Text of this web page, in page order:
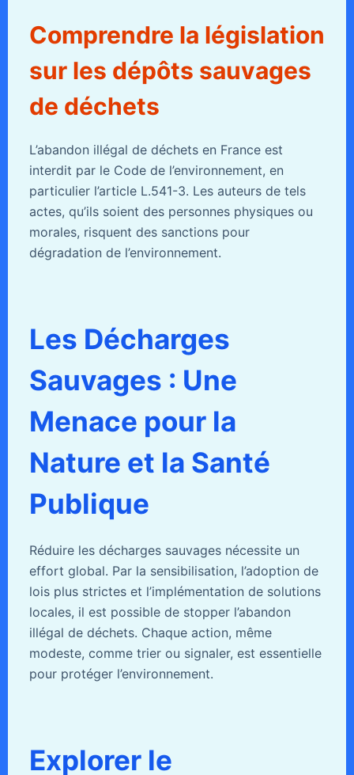
Comprendre la législation
sur les dépôts sauvages
de déchets
L’abandon illégal de déchets en France est
interdit par le Code de l’environnement, en
particulier l’article L.541-3. Les auteurs de tels
actes, qu’ils soient des personnes physiques ou
morales, risquent des sanctions pour
dégradation de l’environnement.
Les Décharges
Sauvages : Une
Menace pour la
Nature et la Santé
Publique
Réduire les décharges sauvages nécessite un
effort global. Par la sensibilisation, l’adoption de
lois plus strictes et l’implémentation de solutions
locales, il est possible de stopper l’abandon
illégal de déchets. Chaque action, même
modeste, comme trier ou signaler, est essentielle
pour protéger l’environnement.
Explorer le